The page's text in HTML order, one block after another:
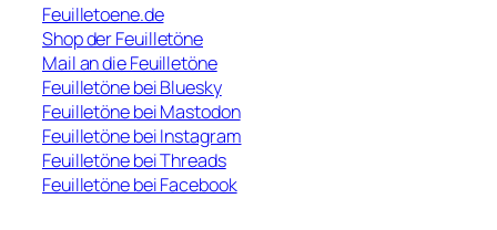
Feuilletoene.de
Shop der Feuilletöne
Mail an die Feuilletöne
Feuilletöne bei Bluesky
Feuilletöne bei Mastodon
Feuilletöne bei Instagram
Feuilletöne bei Threads
Feuilletöne bei Facebook